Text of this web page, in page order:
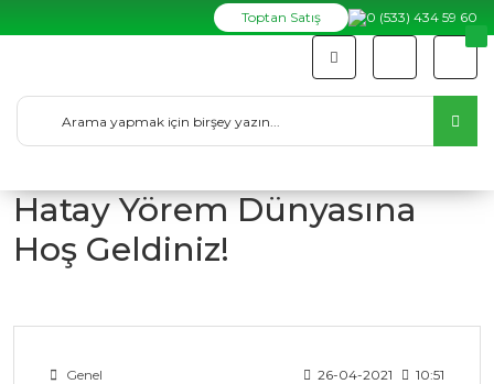
Toptan Satış 0 (533) 434 59 60
Hatay Yörem Dünyasına
Hoş Geldiniz!
Genel 26-04-2021 10:51